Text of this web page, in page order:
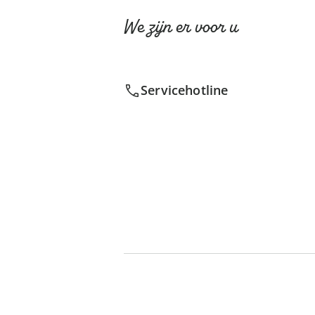
We zijn er voor u
Servicehotline